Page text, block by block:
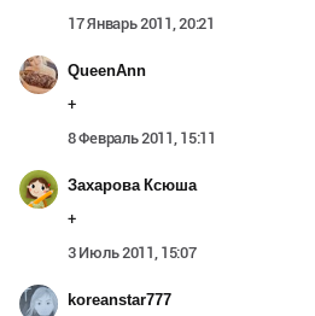
17 Январь 2011, 20:21
QueenAnn
+
8 Февраль 2011, 15:11
Захарова Ксюша
+
3 Июль 2011, 15:07
koreanstar777